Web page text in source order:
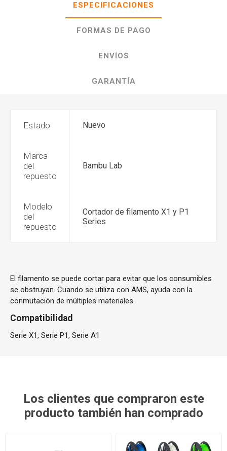
ESPECIFICACIONES
FORMAS DE PAGO
ENVÍOS
GARANTÍA
Estado Nuevo
Marca
del
repuesto
Bambu Lab
Modelo
del
repuesto
Cortador de filamento X1 y P1
Series
El filamento se puede cortar para evitar que los consumibles
se obstruyan. Cuando se utiliza con AMS, ayuda con la
conmutación de múltiples materiales.
Compatibilidad
Serie X1, Serie P1, Serie A1
Los clientes que compraron este
producto también han comprado